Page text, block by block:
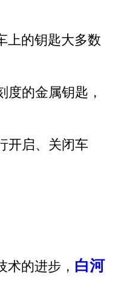
上的钥匙大多数
度的金属钥匙，
开启、关闭车
术的进步， 白河